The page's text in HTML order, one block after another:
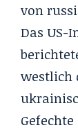
von
Das US-
westlich